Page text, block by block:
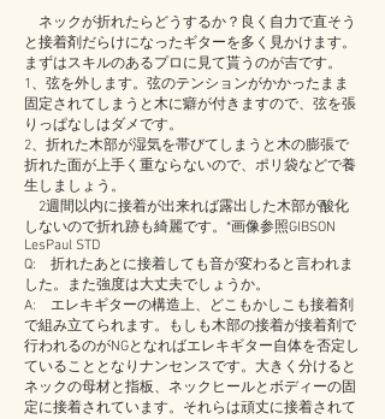
ネックが折れたらどうするか？良く自力で直そう
と接着剤だらけになったギターを多く見かけます。
まずはスキルのあるプロに見て貰うのが吉です。
1、弦を外します。弦のテンションがかかったまま
固定されてしまうと木に癖が付きますので、弦を張
りっぱなしはダメです。
2、折れた木部が湿気を帯びてしまうと木の膨張で
折れた面が上手く重ならないので、ポリ袋などで養
生しましょう。
2週間以内に接着が出来れば露出した木部が酸化
しないので折れ跡も綺麗です。*画像参照GIBSON
LesPaul STD
Q: 折れたあとに接着しても音が変わると言われま
した。また強度は大丈夫でしょうか。
A: エレキギターの構造上、どこもかしこも接着剤
で組み立てられます。もしも木部の接着が接着剤で
行われるのがNGとなればエレキギター自体を否定し
ていることとなりナンセンスです。大きく分けると
ネックの母材と指板、ネックヒールとボディーの固
定に接着されています。それらは頑丈に接着されて